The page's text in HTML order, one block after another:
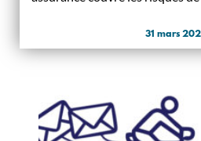
31 mars